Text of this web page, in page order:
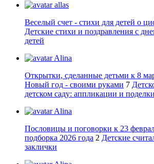
allas
Веселый счет - стихи для детей о
Детские стихи и поздравления с
детей
Alina
Открытки, сделанные детьми к 8
Новый год - своими руками 7
детском саду: аппликации и
Alina
Пословицы и поговорки к 23
подборка 2026 года 2 Детские
заклички